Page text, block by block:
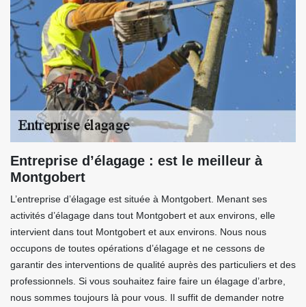
Entreprise d’élagage : est le meilleur à
Montgobert
L’entreprise d’élagage est située à Montgobert. Menant ses
activités d’élagage dans tout Montgobert et aux environs, elle
intervient dans tout Montgobert et aux environs. Nous nous
occupons de toutes opérations d’élagage et ne cessons de
garantir des interventions de qualité auprès des particuliers et des
professionnels. Si vous souhaitez faire faire un élagage d’arbre,
nous sommes toujours là pour vous. Il suffit de demander notre